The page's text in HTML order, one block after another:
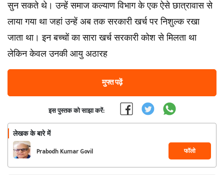
सुन सकते थे। उन्हें समाज कल्याण विभाग के एक ऐसे छात्रावास से
लाया गया था जहां उन्हें अब तक सरकारी खर्च पर निशुल्क रखा
जाता था। इन बच्चों का सारा खर्च सरकारी कोश से मिलता था
लेकिन केवल उनकी आयु अठारह
मुफ्त पढ़ें
इस पुस्तक को साझा करें:
लेखक के बारे में
Prabodh Kumar Govil फॉलो